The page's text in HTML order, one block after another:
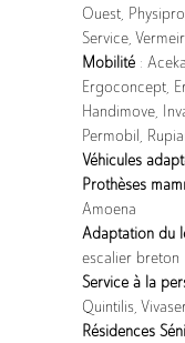
Ouest,
Service,
Mobilité :
Ergoconcept,
Handimove,
Permobil,
Véhicules
Prothèses
Amoena
Adaptation du
escalier breton
Service à la
Quintilis,
Résidences